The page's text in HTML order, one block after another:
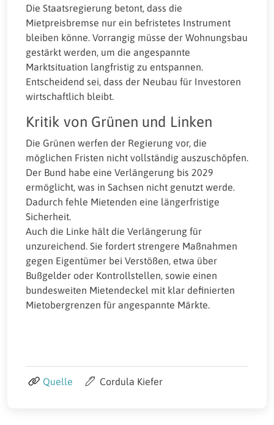
Die Staatsregierung betont, dass die
Mietpreisbremse nur ein befristetes Instrument
bleiben könne. Vorrangig müsse der Wohnungsbau
gestärkt werden, um die angespannte
Marktsituation langfristig zu entspannen.
Entscheidend sei, dass der Neubau für Investoren
wirtschaftlich bleibt.
Kritik von Grünen und Linken
Die Grünen werfen der Regierung vor, die
möglichen Fristen nicht vollständig auszuschöpfen.
Der Bund habe eine Verlängerung bis 2029
ermöglicht, was in Sachsen nicht genutzt werde.
Dadurch fehle Mietenden eine längerfristige
Sicherheit.
Auch die Linke hält die Verlängerung für
unzureichend. Sie fordert strengere Maßnahmen
gegen Eigentümer bei Verstößen, etwa über
Bußgelder oder Kontrollstellen, sowie einen
bundesweiten Mietendeckel mit klar definierten
Mietobergrenzen für angespannte Märkte.
Quelle Cordula Kiefer